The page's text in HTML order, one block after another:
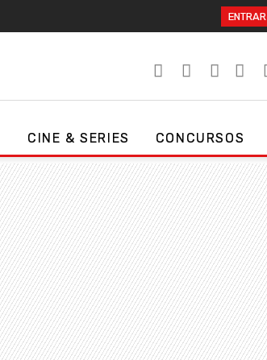
ENTRAR
CINE & SERIES CONCURSOS